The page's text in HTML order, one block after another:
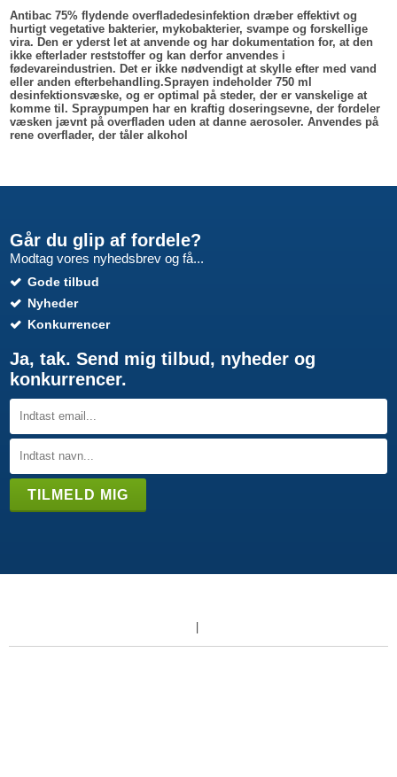
Antibac 75% flydende overfladedesinfektion dræber effektivt og
hurtigt vegetative bakterier, mykobakterier, svampe og forskellige
vira. Den er yderst let at anvende og har dokumentation for, at den
ikke efterlader reststoffer og kan derfor anvendes i
fødevareindustrien. Det er ikke nødvendigt at skylle efter med vand
eller anden efterbehandling.Sprayen indeholder 750 ml
desinfektionsvæske, og er optimal på steder, der er vanskelige at
komme til. Spraypumpen har en kraftig doseringsevne, der fordeler
væsken jævnt på overfladen uden at danne aerosoler. Anvendes på
rene overflader, der tåler alkohol
Går du glip af fordele?
Modtag vores nyhedsbrev og få...
Gode tilbud
Nyheder
Konkurrencer
Ja, tak. Send mig tilbud, nyheder og
konkurrencer.